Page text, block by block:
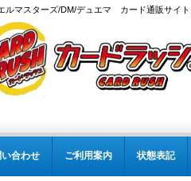
ルマスターズ/DM/デュエマ カード通販サイト
い合わせ ご利用案内 状態表記